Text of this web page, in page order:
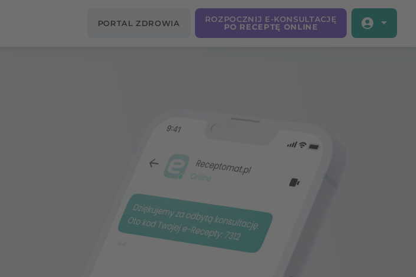
PORTAL ZDROWIA
ROZPOCZNIJ E-KONSULTACJĘ
PO RECEPTĘ ONLINE